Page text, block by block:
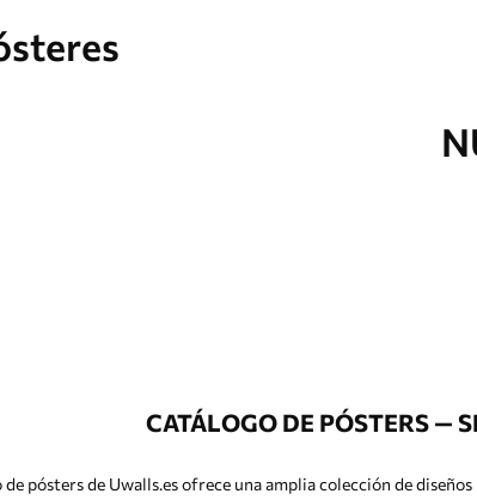
CATÁLOGO DE PÓSTERS —
de pósters de Uwalls.es ofrece una amplia colección de